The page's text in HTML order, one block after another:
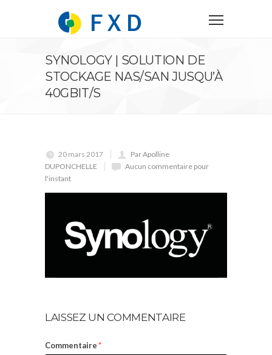
SYNOLOGY | SOLUTION DE
STOCKAGE NAS/SAN JUSQU’À
40GBIT/S
20 mars 2017
Par Apolline
DUPONCHELLE
Aucun commentaire pour
l'instant
LAISSEZ UN COMMENTAIRE
Commentaire*